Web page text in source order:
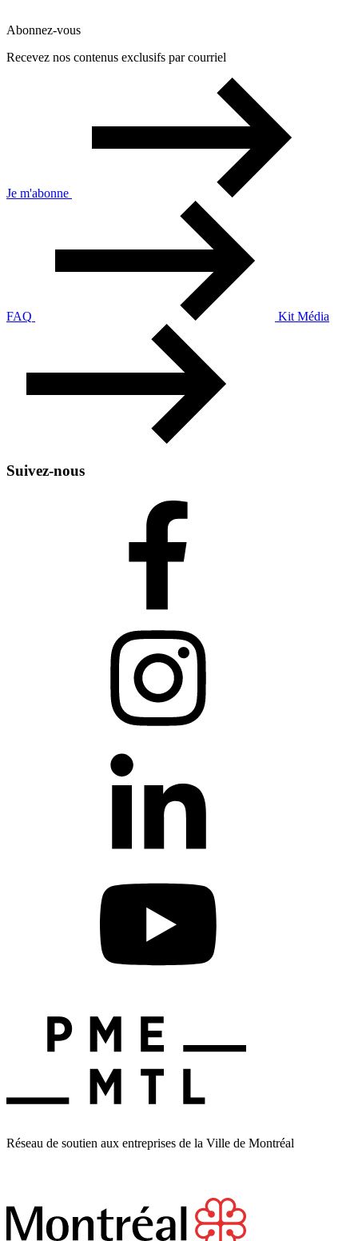
Abonnez-vous
Recevez nos contenus exclusifs par courriel
Je m'abonne
FAQ Kit Média
Suivez-nous
Réseau de soutien aux entreprises de la Ville de Montréal